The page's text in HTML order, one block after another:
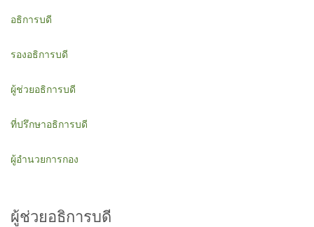
อธิการบดี
รองอธิการบดี
ผู้ช่วยอธิการบดี
ที่ปรึกษาอธิการบดี
ผู้อำนวยการกอง
ผู้ช่วยอธิการบดี